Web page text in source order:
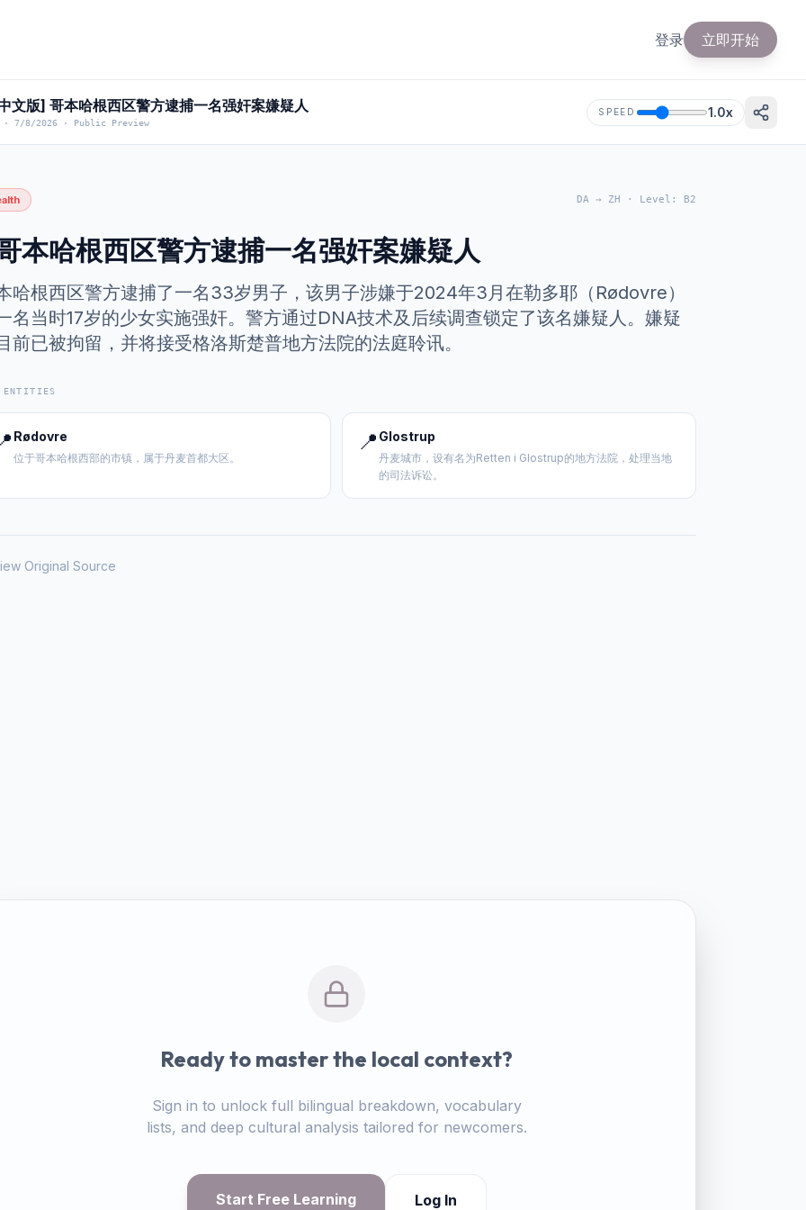
登录 立即开始
文版] 哥本哈根西区警方逮捕一名强奸案嫌疑人
7/8/2026 · Public Preview
SPEED 1.0x
DA → ZH · Level : B2
本哈根西区警方逮捕一名强奸案嫌疑人
哈根西区警方逮捕了一名33岁男子，该男子涉嫌于2024年3月在勒多耶（Rødovre）
名当时17岁的少女实施强奸。警方通过DNA技术及后续调查锁定了该名嫌疑人。嫌疑
前已被拘留，并将接受格洛斯楚普地方法院的法庭聆讯。
ENTITIES
Rødovre
位于哥本哈根西部的市镇，属于丹麦首都大区。
📍 Glostrup
丹麦城市，设有名为Retten i Glostrup的地方法院，处理当地
的司法诉讼。
Original Source
Ready to master the local context?
Sign in to unlock full bilingual breakdown, vocabulary
lists, and deep cultural analysis tailored for newcomers.
Start Free Learning Log In